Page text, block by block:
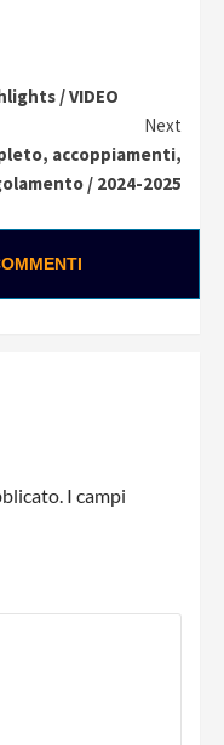
/ VIDEO
Next
accoppiamenti,
/ 2024-2025
I campi